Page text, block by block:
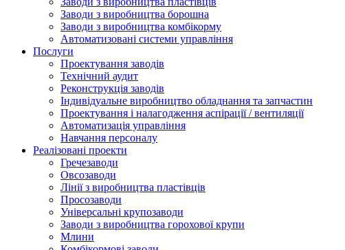
Заводи з виробництва борошна
Заводи з виробництва комбікорму
Автоматизовані системи управління
Послуги
Проектування заводів
Технічний аудит
Реконструкція заводів
Індивідуальне виробництво обладнання та запчастин
Проектування і налагодження аспірації / вентиляції
Автоматизація управління
Навчання персоналу
Реалізовані проекти
Гречезаводи
Овсозаводи
Лінії з виробництва пластівців
Просозаводи
Універсальні крупозаводи
Заводи з виробництва горохової крупи
Млини